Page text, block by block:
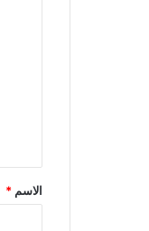
*
الاسم *